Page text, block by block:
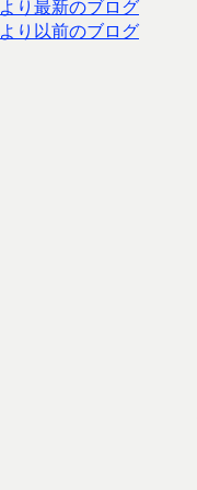
より最新のブログ
より以前のブログ